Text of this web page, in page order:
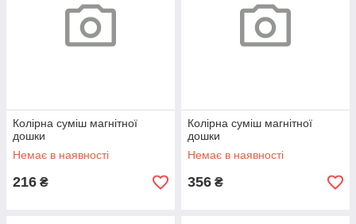
Колірна суміш магнітної
дошки
Немає в наявності
216 ₴
Колірна суміш магнітної
дошки
Немає в наявності
356 ₴